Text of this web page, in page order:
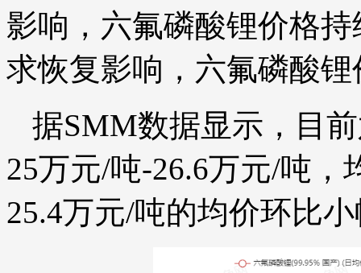
影响，六氟磷酸锂价格
求恢复影响，六氟磷酸
据SMM数据显示，目
25万元/吨-26.6万元/吨，
25.4万元/吨的均价环比